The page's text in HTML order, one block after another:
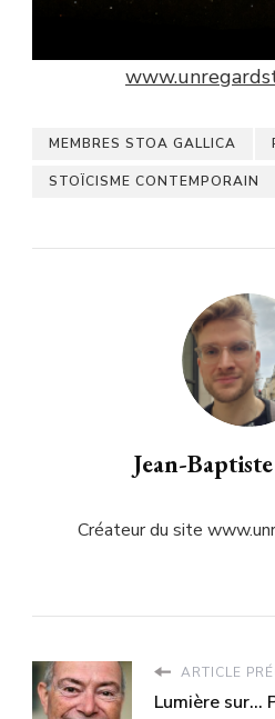
MEMBRES STOA GALLICA
STOÏCISME CONTEMPORAIN
Jean-
Créateur du site
ARTICLE
Lumière sur...